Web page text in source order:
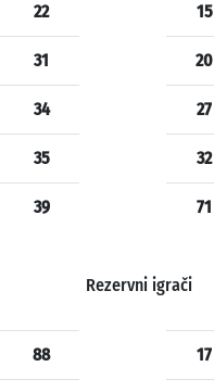
22
31
34
35
39
15
20
27
32
71
Rezervni igrači
88 17